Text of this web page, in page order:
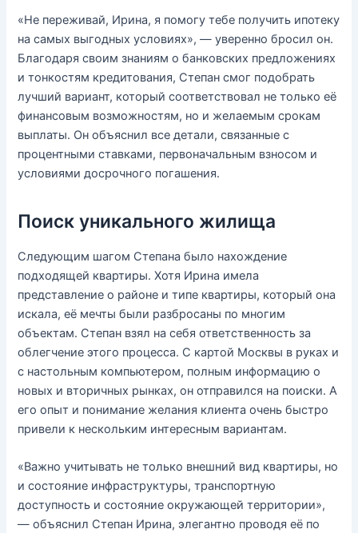
«Не переживай, Ирина, я помогу тебе получить ипотеку
на самых выгодных условиях», — уверенно бросил он.
Благодаря своим знаниям о банковских предложениях
и тонкостям кредитования, Степан смог подобрать
лучший вариант, который соответствовал не только её
финансовым возможностям, но и желаемым срокам
выплаты. Он объяснил все детали, связанные с
процентными ставками, первоначальным взносом и
условиями досрочного погашения.
Поиск уникального жилища
Следующим шагом Степана было нахождение
подходящей квартиры. Хотя Ирина имела
представление о районе и типе квартиры, который она
искала, её мечты были разбросаны по многим
объектам. Степан взял на себя ответственность за
облегчение этого процесса. С картой Москвы в руках и
с настольным компьютером, полным информацию о
новых и вторичных рынках, он отправился на поиски. А
его опыт и понимание желания клиента очень быстро
привели к нескольким интересным вариантам.
«Важно учитывать не только внешний вид квартиры, но
и состояние инфраструктуры, транспортную
доступность и состояние окружающей территории»,
— объяснил Степан Ирина, элегантно проводя её по